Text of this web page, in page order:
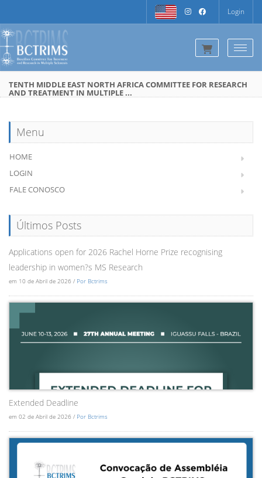
Login
TENTH MIDDLE EAST NORTH AFRICA COMMITTEE FOR RESEARCH
AND TREATMENT IN MULTIPLE ...
Menu
HOME
LOGIN
FALE CONOSCO
Últimos Posts
Applications open for 2026 Rachel Horne Prize recognising
leadership in women?s MS Research
em 10 de Abril de 2026 / Por Bctrims
Extended Deadline
em 02 de Abril de 2026 / Por Bctrims